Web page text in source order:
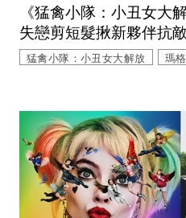
《猛禽小隊：小丑女
失戀剪短髮揪新夥伴抗敵
猛禽小隊：小丑女大解放 瑪